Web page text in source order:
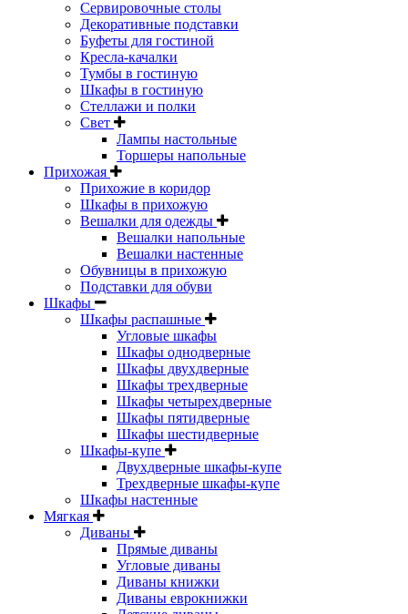
Сервировочные столы
Декоративные подставки
Буфеты для гостиной
Кресла-качалки
Тумбы в гостиную
Шкафы в гостиную
Стеллажи и полки
Свет
Лампы настольные
Торшеры напольные
Прихожая
Прихожие в коридор
Шкафы в прихожую
Вешалки для одежды
Вешалки напольные
Вешалки настенные
Обувницы в прихожую
Подставки для обуви
Шкафы
Шкафы распашные
Угловые шкафы
Шкафы однодверные
Шкафы двухдверные
Шкафы трехдверные
Шкафы четырехдверные
Шкафы пятидверные
Шкафы шестидверные
Шкафы-купе
Двухдверные шкафы-купе
Трехдверные шкафы-купе
Шкафы настенные
Мягкая
Диваны
Прямые диваны
Угловые диваны
Диваны книжки
Диваны еврокнижки